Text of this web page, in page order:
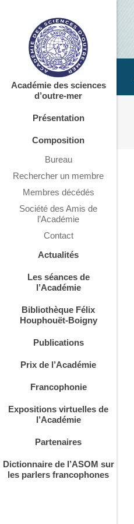
Académie des sciences
d’outre-mer
Présentation
Composition
Bureau
Rechercher un membre
Membres décédés
Société des Amis de
l’Académie
Contact
Actualités
Les séances de
l’Académie
Bibliothèque Félix
Houphouët-Boigny
Publications
Prix de l’Académie
Francophonie
Expositions virtuelles de
l’Académie
Partenaires
Dictionnaire de l’ASOM sur
les parlers francophones